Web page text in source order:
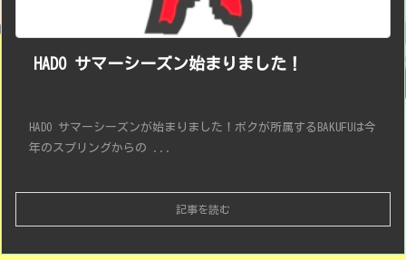
HADO サマーシーズン始まりました！
HADO サマーシーズンが始まりました！ボクが所属するBAKUFUは今
年のスプリングからの ...
記事を読む